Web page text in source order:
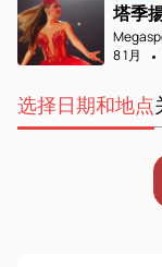
塔季
8 1月
选择日期和地点